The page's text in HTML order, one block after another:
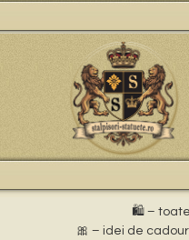
🛍️ –
🎀 – idei de